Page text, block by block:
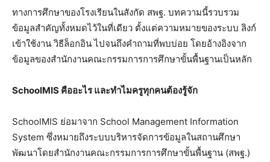
ทางการศึกษาของโรงเรียนในสังกัด สพฐ. บทความนี้รวบรวม
ข้อมูลสำคัญทั้งหมดไว้ในที่เดียว ตั้งแต่ความหมายของระบบ ลิงก์
เข้าใช้งาน วิธีล็อกอิน ไปจนถึงคำถามที่พบบ่อย โดยอ้างอิงจาก
ข้อมูลของสำนักงานคณะกรรมการการศึกษาขั้นพื้นฐานเป็นหลัก
SchoolMIS คืออะไร และทำไมครูทุกคนต้องรู้จัก
SchoolMIS ย่อมาจาก School Management Information
System ซึ่งหมายถึงระบบบริหารจัดการข้อมูลในสถานศึกษา
พัฒนาโดยสำนักงานคณะกรรมการการศึกษาขั้นพื้นฐาน (สพฐ.)